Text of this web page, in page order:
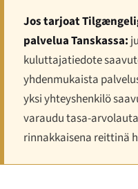
Jos tarjoat
palvelua Tanskassa:
kuluttajatiedote
yhdenmukaista
yksi yhteyshenkilö
varaudu tasa-
rinnakkaisena reittinä